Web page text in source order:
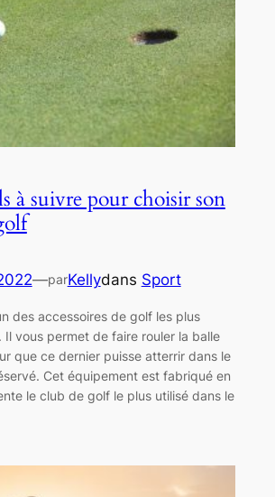
à suivre pour choisir son
—parKellydans Sport
des accessoires de golf les plus
Il vous permet de faire rouler la balle
que ce dernier puisse atterrir dans le
Cet équipement est fabriqué en
le club de golf le plus utilisé dans le